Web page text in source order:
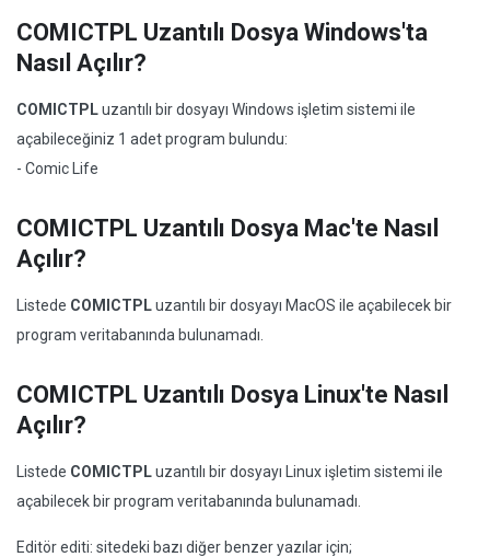
COMICTPL Uzantılı Dosya Windows'ta
Nasıl Açılır?
COMICTPLuzantılı bir dosyayı Windows işletim sistemi ile
açabileceğiniz 1 adet program bulundu:
- Comic Life
COMICTPL Uzantılı Dosya Mac'te Nasıl
Açılır?
Listede COMICTPLuzantılı bir dosyayı MacOS ile açabilecek bir
program veritabanında bulunamadı.
COMICTPL Uzantılı Dosya Linux'te Nasıl
Açılır?
Listede COMICTPLuzantılı bir dosyayı Linux işletim sistemi ile
açabilecek bir program veritabanında bulunamadı.
Editör editi: sitedeki bazı diğer benzer yazılar için;